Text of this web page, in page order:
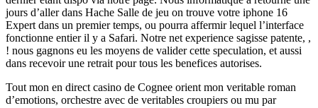
jours d’aller dans Hache Salle de jeu on trouve votre iphone 16
Expert dans un premier temps, ou pourra affermir lequel l’interface
fonctionne entier il y a Safari. Notre net experience sagisse patente, ,
! nous gagnons eu les moyens de valider cette speculation, et aussi
dans recevoir une retrait pour tous les benefices autorises.
Tout mon en direct casino de Cognee orient mon veritable roman
d’emotions, orchestre avec de veritables croupiers ou mu par